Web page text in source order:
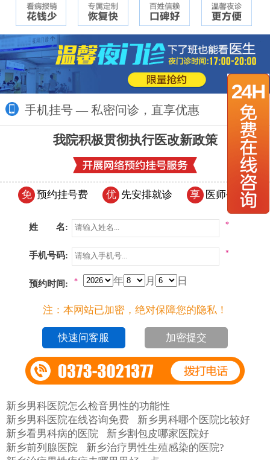
手机挂号 — 私密问诊，直享优惠 更多>>
我院积极贯彻执行医改新政策
免 预约挂号费 优 先安排就诊 享 医师会诊
姓 名: *
手机号码: *
预约时间: 年 月 日
*
注：本网站已加密，绝对保障您的隐私！
加密提交
新乡男科医院怎么检音男性的功能性
新乡男科医院在线咨询免费
新乡男科哪个医院比较好
新乡看男科病的医院
新乡割包皮哪家医院好
新乡前列腺医院
新乡治疗男性生殖感染的医院?